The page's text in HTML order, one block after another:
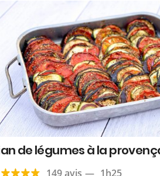
de légumes à la
149 avis — 1h25